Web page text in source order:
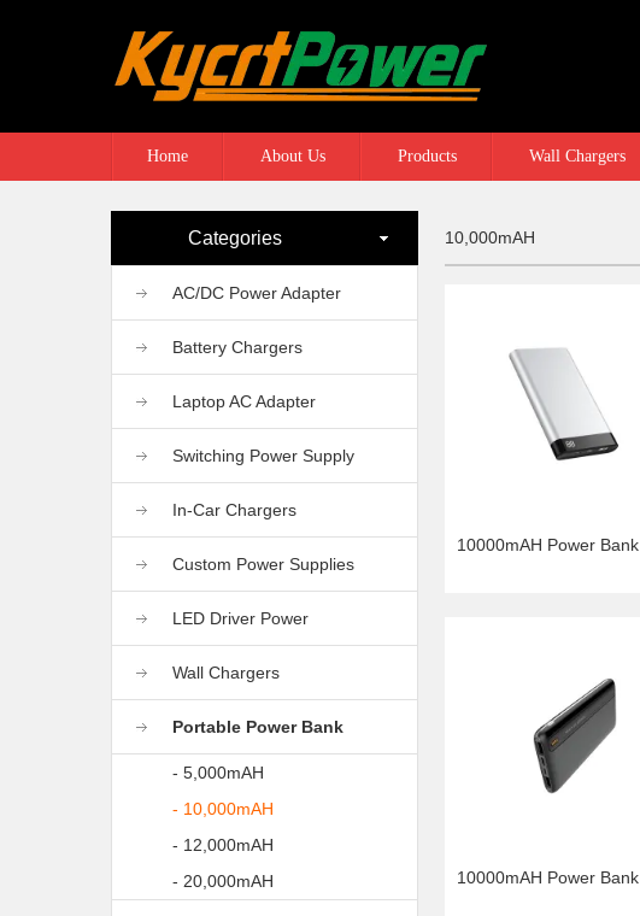
Home About Us Products Wall Chargers
Categories
AC/DC Power Adapter
Battery Chargers
Laptop AC Adapter
Switching Power Supply
In-Car Chargers
Custom Power Supplies
LED Driver Power
Wall Chargers
Portable Power Bank
- 5,000mAH
- 10,000mAH
- 12,000mAH
- 20,000mAH
10,000mAH
10000mAH Power Bank
10000mAH Power Bank